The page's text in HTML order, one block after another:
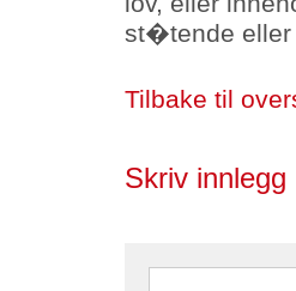
st�tende eller
Tilbake til
Skriv innlegg